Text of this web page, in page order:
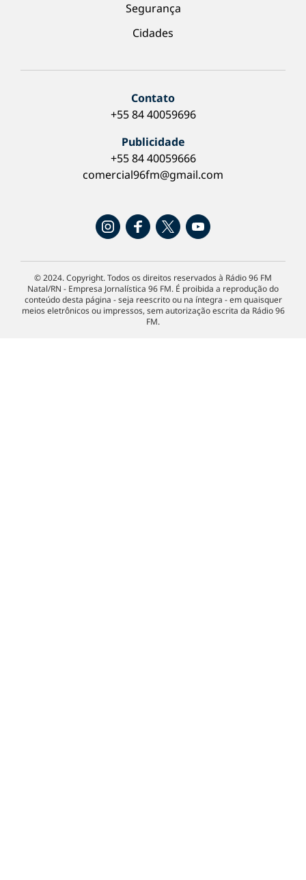
Segurança
Cidades
Contato
+55 84 40059696
Publicidade
+55 84 40059666
comercial96fm@gmail.com
© 2024. Copyright. Todos os direitos reservados à Rádio 96 FM
Natal/RN - Empresa Jornalística 96 FM. É proibida a reprodução do
conteúdo desta página - seja reescrito ou na íntegra - em quaisquer
meios eletrônicos ou impressos, sem autorização escrita da Rádio 96
FM.